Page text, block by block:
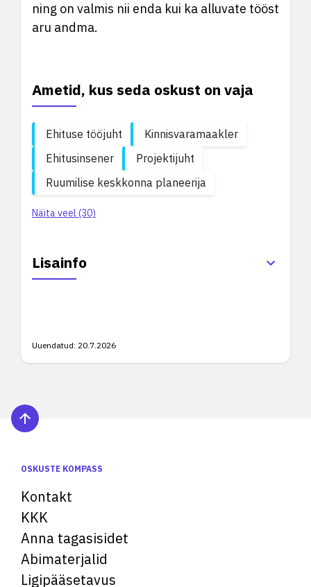
ning on valmis nii enda kui ka alluvate tööst
aru andma.
Ametid, kus seda oskust on vaja
Ehituse tööjuht
Kinnisvaramaakler
Ehitusinsener
Projektijuht
Ruumilise keskkonna planeerija
Näita veel (30)
Lisainfo
Uuendatud: 20.7.2026
OSKUSTE KOMPASS
Kontakt
KKK
Anna tagasisidet
Abimaterjalid
Ligipääsetavus